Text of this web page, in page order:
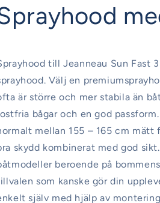
till Jeanneau Sun Fast
Välj en
är större och mer stabila än
bågar och en god
mellan 155 – 165 cm
skydd kombinerat med god
beroende på
som kanske gör din
själv med hjälp av